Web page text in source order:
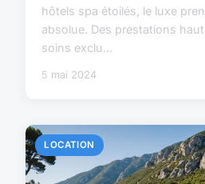
hôtels spa étoilés, le luxe
absolue. Des prestations
soins exclu...
5 mai 2024
LOCATION